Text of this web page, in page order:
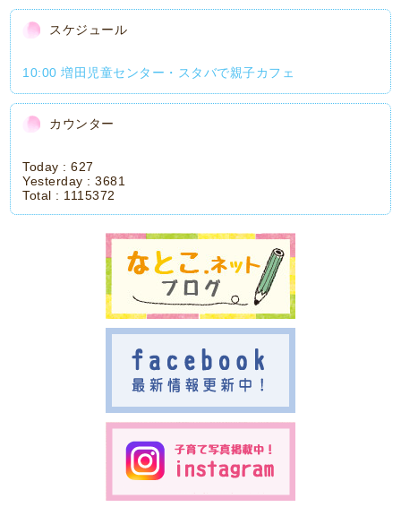
スケジュール
10:00 増田児童センター・スタバで親子カフェ
カウンター
Today :627
Yesterday :3681
Total : 1115372